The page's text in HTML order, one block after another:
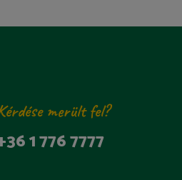
merült fel?
1 776 7777